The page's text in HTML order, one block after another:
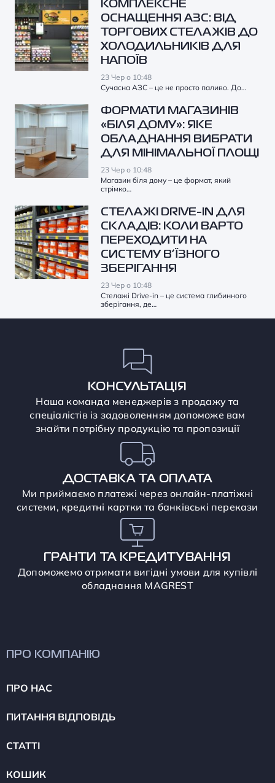
КОМПЛЕКСНЕ
ОСНАЩЕННЯ АЗС: ВІД
ТОРГОВИХ СТЕЛАЖІВ ДО
ХОЛОДИЛЬНИКІВ ДЛЯ
НАПОЇВ
23 Чер о 10:48
Сучасна АЗС – це не просто паливо. До…
ФОРМАТИ МАГАЗИНІВ
«БІЛЯ ДОМУ»: ЯКЕ
ОБЛАДНАННЯ ВИБРАТИ
ДЛЯ МІНІМАЛЬНОЇ ПЛОЩІ
23 Чер о 10:48
Магазин біля дому – це формат, який
стрімко…
СТЕЛАЖІ DRIVE-IN ДЛЯ
СКЛАДІВ: КОЛИ ВАРТО
ПЕРЕХОДИТИ НА
СИСТЕМУ В’ЇЗНОГО
ЗБЕРІГАННЯ
23 Чер о 10:48
Стелажі Drive-in – це система глибинного
зберігання, де…
КОНСУЛЬТАЦІЯ
Наша команда менеджерів з продажу та
спеціалістів із задоволенням допоможе вам
знайти потрібну продукцію та пропозиції
ДОСТАВКА ТА ОПЛАТА
Ми приймаємо платежі через онлайн-платіжні
системи, кредитні картки та банківські перекази
ГРАНТИ ТА КРЕДИТУВАННЯ
Допоможемо отримати вигідні умови для купівлі
обладнання MAGREST
ПРО КОМПАНІЮ
ПРО НАС
ПИТАННЯ ВІДПОВІДЬ
СТАТТІ
КОШИК